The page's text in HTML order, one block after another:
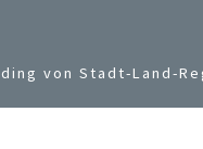
von Stadt-Land-